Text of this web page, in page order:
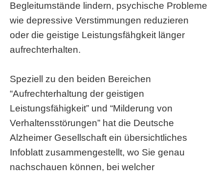
Begleitumstände lindern, psychische Probleme
wie depressive Verstimmungen reduzieren
oder die geistige Leistungsfähgkeit länger
aufrechterhalten.
Speziell zu den beiden Bereichen
“Aufrechterhaltung der geistigen
Leistungsfähigkeit” und “Milderung von
Verhaltensstörungen” hat die Deutsche
Alzheimer Gesellschaft ein übersichtliches
Infoblatt zusammengestellt, wo Sie genau
nachschauen können, bei welcher